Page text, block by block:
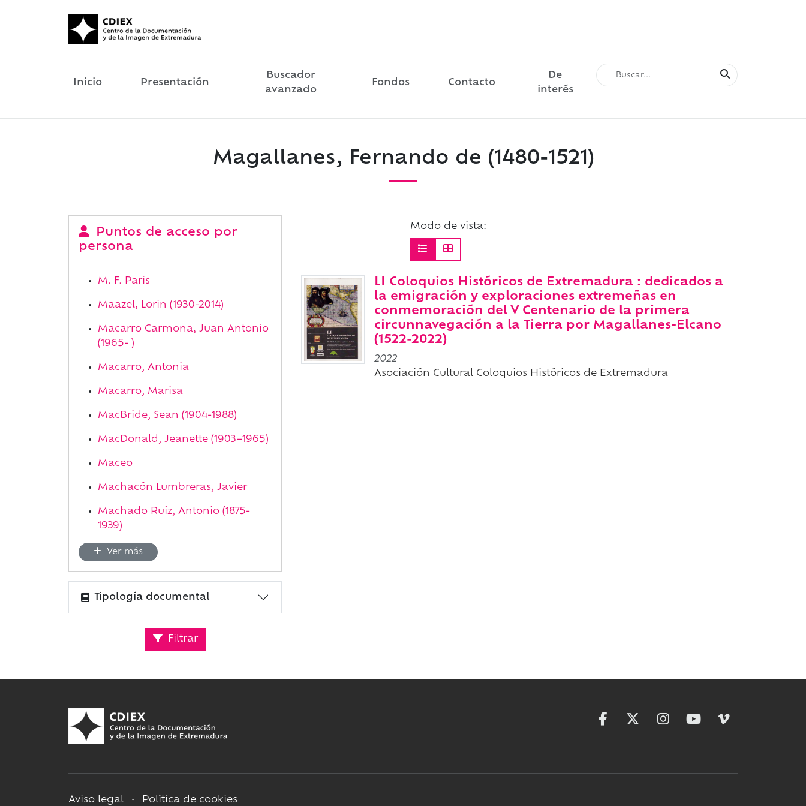
Inicio Presentación
Buscador
avanzado
Fondos Contacto
De
interés
Magallanes, Fernando de (1480-1521)
Puntos de acceso por
persona
M. F. París
Maazel, Lorin (1930-2014)
Macarro Carmona, Juan Antonio
(1965- )
Macarro, Antonia
Macarro, Marisa
MacBride, Sean (1904-1988)
MacDonald, Jeanette (1903–1965)
Maceo
Machacón Lumbreras, Javier
Machado Ruíz, Antonio (1875-
1939)
Ver más
Tipología documental
Filtrar
Modo de vista:
LI Coloquios Históricos de Extremadura : dedicados a
la emigración y exploraciones extremeñas en
conmemoración del V Centenario de la primera
circunnavegación a la Tierra por Magallanes-Elcano
(1522-2022)
2022
Asociación Cultural Coloquios Históricos de Extremadura
Aviso legal • Política de cookies